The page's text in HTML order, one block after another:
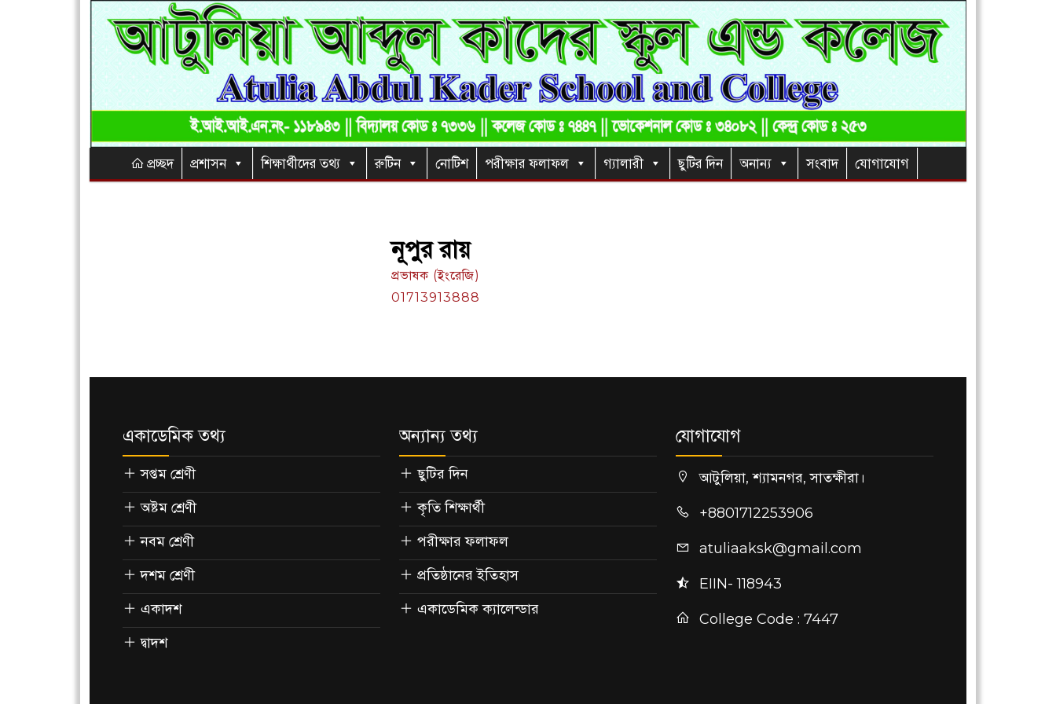
প্রচ্ছদ প্রশাসন শিক্ষার্থীদের তথ্য রুটিন নোটিশ পরীক্ষার ফলাফল গ্যালারী ছুটির দিন অনান্য সংবাদ যোগাযোগ
নূপুর রায়
প্রভাষক (ইংরেজি)
01713913888
একাডেমিক তথ্য
সপ্তম শ্রেণী
অষ্টম শ্রেণী
নবম শ্রেণী
দশম শ্রেণী
একাদশ
দ্বাদশ
অন্যান্য তথ্য
ছুটির দিন
কৃতি শিক্ষার্থী
পরীক্ষার ফলাফল
প্রতিষ্ঠানের ইতিহাস
একাডেমিক ক্যালেন্ডার
যোগাযোগ
আটুলিয়া, শ্যামনগর, সাতক্ষীরা।
+8801712253906
atuliaaksk@gmail.com
EIIN- 118943
College Code : 7447